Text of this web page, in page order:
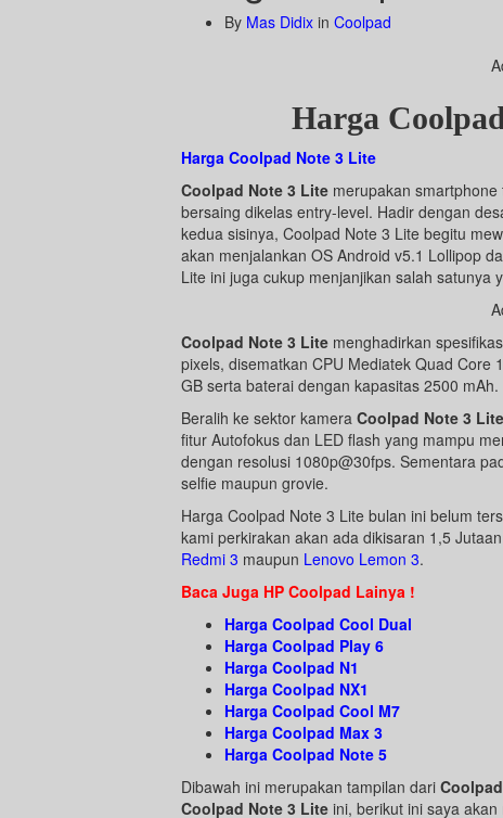
By Mas Didix in Coolpad
Harga
Harga Coolpad Note 3 Lite
Coolpad Note 3 Lite merupakan
bersaing dikelas entry-level. Hadir dengan
kedua sisinya, Coolpad Note 3 Lite begitu
akan menjalankan OS Android v5.1 Lollipop
Lite ini juga cukup menjanjikan salah satunya
Coolpad Note 3 Lite menghadirkan
pixels, disematkan CPU Mediatek Quad Core
GB serta baterai dengan kapasitas 2500 mAh.
Beralih ke sektor kamera Coolpad Note 3 Lite
fitur Autofokus dan LED flash yang mampu
dengan resolusi 1080p@30fps. Sementara
selfie maupun grovie.
Harga Coolpad Note 3 Lite bulan ini belum
kami perkirakan akan ada dikisaran 1,5
Redmi 3 maupun Lenovo Lemon 3.
Baca Juga HP Coolpad Lainya !
Harga Coolpad Cool Dual
Harga Coolpad Play 6
Harga Coolpad N1
Harga Coolpad NX1
Harga Coolpad Cool M7
Harga Coolpad Max 3
Harga Coolpad Note 5
Dibawah ini merupakan tampilan dari
Coolpad Note 3 Lite ini, berikut ini saya